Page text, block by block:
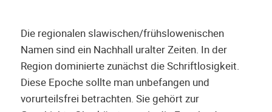
Die regionalen slawischen/frühslowenischen
Namen sind ein Nachhall uralter Zeiten. In der
Region dominierte zunächst die Schriftlosigkeit.
Diese Epoche sollte man unbefangen und
vorurteilsfrei betrachten. Sie gehört zur